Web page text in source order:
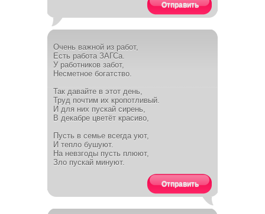
Отправить
Очень важной из работ,
Есть работа ЗАГСа.
У работников забот,
Несметное богатство.
Так давайте в этот день,
Труд почтим их кропотливый.
И для них пускай сирень,
В декабре цветёт красиво,
Пусть в семье всегда уют,
И тепло бушуют.
На невзгоды пусть плюют,
Зло пускай минуют.
Отправить